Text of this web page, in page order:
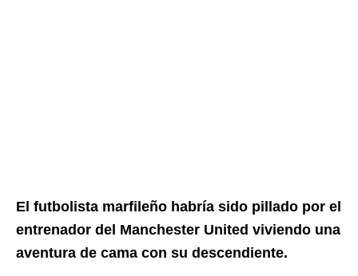
El futbolista marfileño habría sido pillado por el
entrenador del Manchester United viviendo una
aventura de cama con su descendiente.